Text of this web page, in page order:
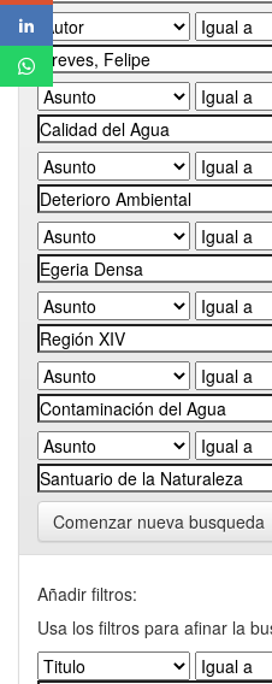
Comenzar nueva busqueda
Añadir filtros:
Usa los filtros para afinar la